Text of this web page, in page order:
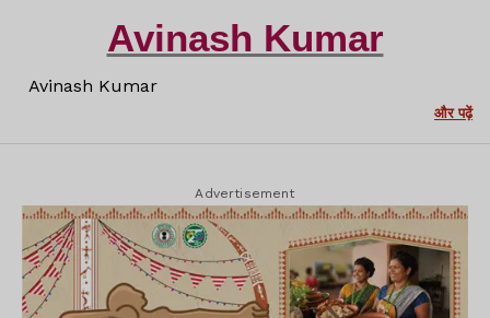
Avinash Kumar
Avinash Kumar
और पढ़ें
Advertisement